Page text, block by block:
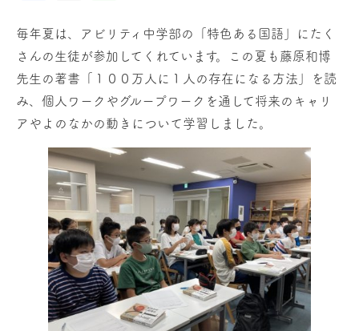
毎年夏は、アビリティ中学部の「特色ある国語」にたく
さんの生徒が参加してくれています。この夏も藤原和博
先生の著書「１００万人に１人の存在になる方法」を読
み、個人ワークやグループワークを通して将来のキャリ
アやよのなかの動きについて学習しました。